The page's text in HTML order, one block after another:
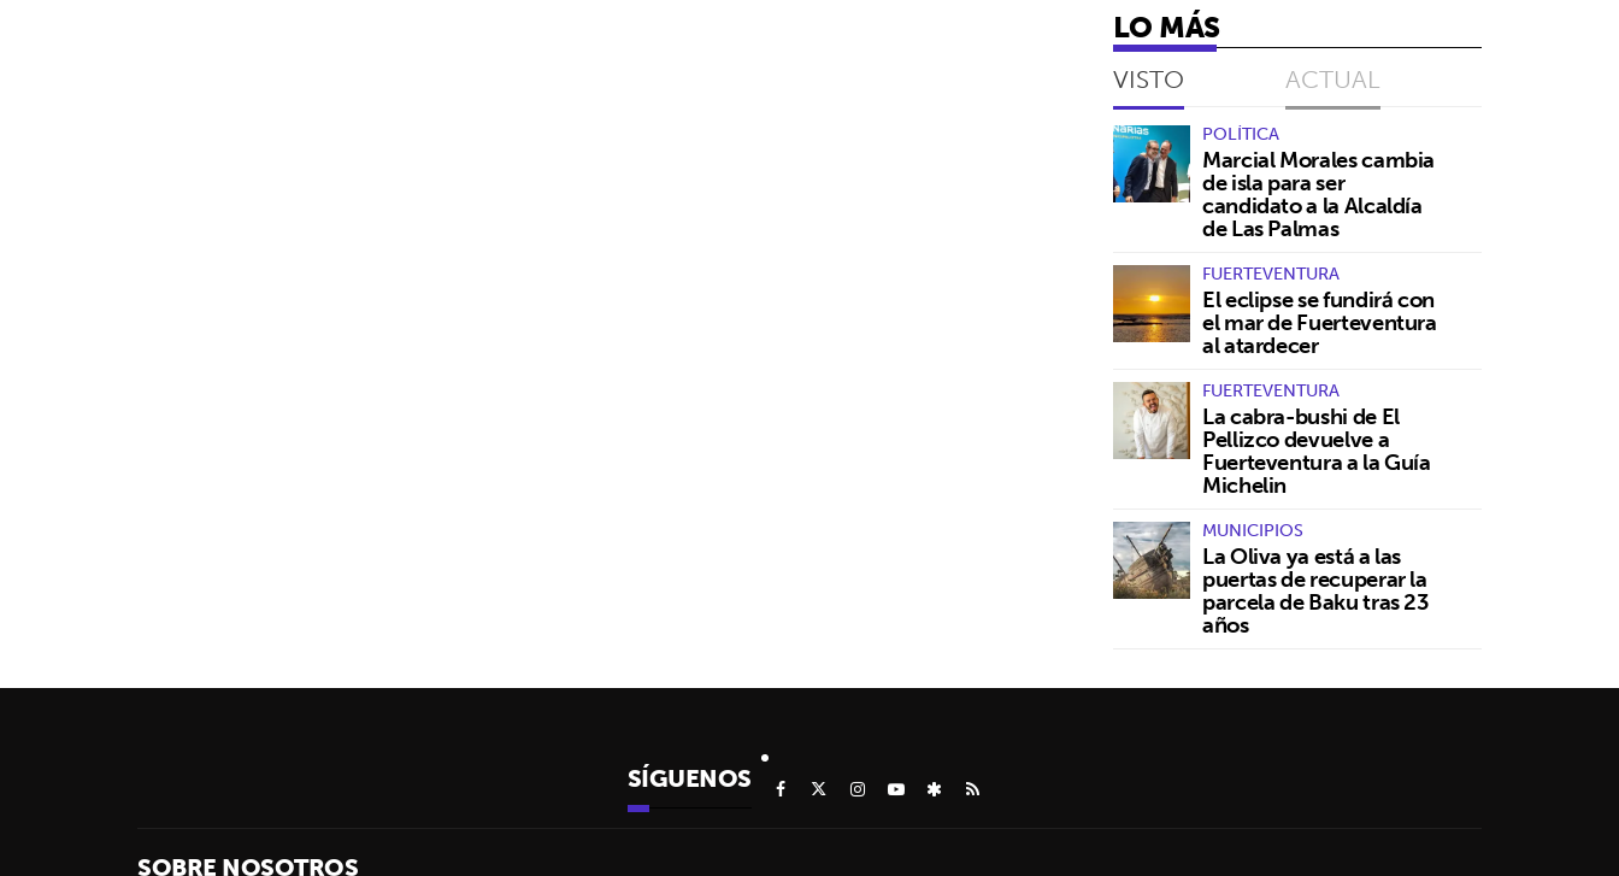
LO MÁS
VISTO ACTUAL
POLÍTICA
Marcial Morales cambia
de isla para ser
candidato a la Alcaldía
de Las Palmas
FUERTEVENTURA
El eclipse se fundirá con
el mar de Fuerteventura
al atardecer
FUERTEVENTURA
La cabra-bushi de El
Pellizco devuelve a
Fuerteventura a la Guía
Michelin
MUNICIPIOS
La Oliva ya está a las
puertas de recuperar la
parcela de Baku tras 23
años
SÍGUENOS
SOBRE NOSOTROS